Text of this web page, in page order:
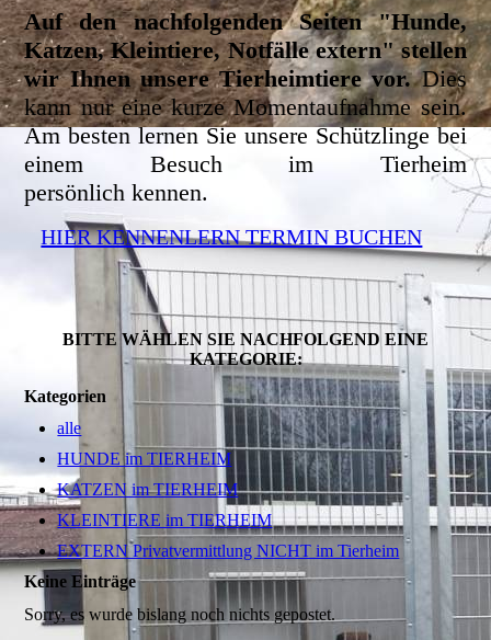
Auf den nachfolgenden Seiten "Hunde,
Katzen, Kleintiere, Notfälle extern" stellen
wir Ihnen unsere Tierheimtiere vor.Dies
kann nur eine kurze Momentaufnahme sein.
Am besten lernen Sie unsere Schützlinge bei
einem Besuch im Tierheim
persönlich kennen.
HIER KENNENLERN TERMIN BUCHEN
BITTE WÄHLEN SIE NACHFOLGEND EINE
KATEGORIE:
Kategorien
alle
HUNDE im TIERHEIM
KATZEN im TIERHEIM
KLEINTIERE im TIERHEIM
EXTERN Privatvermittlung NICHT im Tierheim
Keine Einträge
Sorry, es wurde bislang noch nichts gepostet.